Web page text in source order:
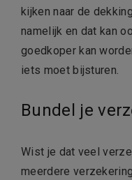
kijken naar de
namelijk en dat kan
goedkoper kan
iets moet bijsturen.
Bundel je
Wist je dat veel
meerdere